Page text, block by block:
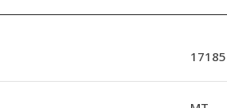
17185